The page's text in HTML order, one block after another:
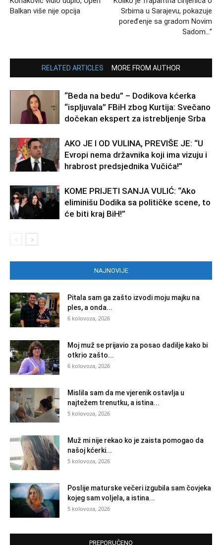
Balkan više nije opcija
Srbima u Sarajevu, pokazuje
poređenje sa gradom Novim
Sadom…”
RELATED ARTICLES MORE FROM AUTHOR
“Beda na bedu” – Dodikova kćerka
“ispljuvala” FBiH zbog Kurtija: Svečano
dočekan ekspert za istrebljenje Srba
AKO JE I OD VULINA, PREVIŠE JE: “U
Evropi nema državnika koji ima vizuju i
hrabrost predsjednika Vučića!”
KOME PRIJETI SANJA VULIĆ: “Ako
eliminišu Dodika sa političke scene, to
će biti kraj BiH!”
NAJNOVIJE
Pitala sam ga zašto izvodi moju majku na
ples, a onda...
6 kolovoza, 2026
Moj muž se prijavio za posao dadilje kako bi
otkrio zašto...
6 kolovoza, 2026
Mislila sam da me vjerenik ostavlja u
najtežem trenutku, a istina...
5 kolovoza, 2026
Muž mi nije rekao ko je zaista pomogao da
našoj kćerki...
5 kolovoza, 2026
Poslije maturske večeri izgubila sam čovjeka
kojeg sam voljela, a istina...
5 kolovoza, 2026
PREPORUČENO